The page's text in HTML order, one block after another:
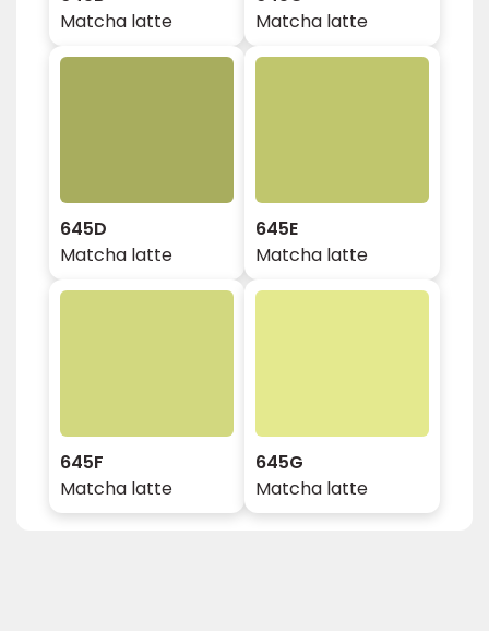
Matcha latte
Matcha latte
645D
Matcha latte
645E
Matcha latte
645F
Matcha latte
645G
Matcha latte